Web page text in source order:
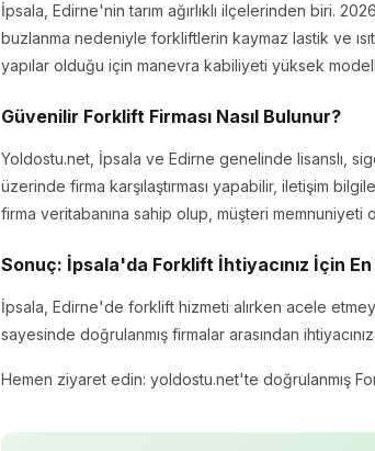
İpsala, Edirne'nin tarım ağırlıklı ilçelerinden biri.
buzlanma nedeniyle forkliftlerin kaymaz lastik ve
yapılar olduğu için manevra kabiliyeti yüksek
Güvenilir Forklift Firması Nasıl Bulunur?
Yoldostu.net, İpsala ve Edirne genelinde lisanslı,
üzerinde firma karşılaştırması yapabilir, iletişim
firma veritabanına sahip olup, müşteri memnuniyeti
Sonuç: İpsala'da Forklift İhtiyacınız İçin
İpsala, Edirne'de forklift hizmeti alırken acele
sayesinde doğrulanmış firmalar arasından
Hemen ziyaret edin: yoldostu.net'te doğrulanmış